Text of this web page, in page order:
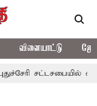
விளையாட்டு
வரும் 24ம்